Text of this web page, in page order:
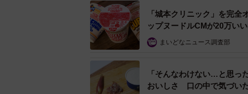
「城本クリニック」を完
ップヌードルCMが20万い
まいどなニュース調査部
「そんなわけない…と思
おいしさ 口の中で気づい